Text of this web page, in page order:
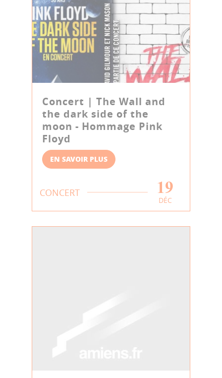
Concert | The Wall and
the dark side of the
moon - Hommage Pink
Floyd
EN SAVOIR PLUS
CONCERT 19
DÉC